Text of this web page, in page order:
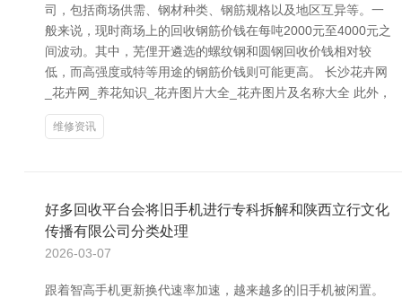
司，包括商场供需、钢材种类、钢筋规格以及地区互异等。一
般来说，现时商场上的回收钢筋价钱在每吨2000元至4000元之
间波动。其中，芜俚开遴选的螺纹钢和圆钢回收价钱相对较
低，而高强度或特等用途的钢筋价钱则可能更高。 长沙花卉网
_花卉网_养花知识_花卉图片大全_花卉图片及名称大全 此外，
维修资讯
好多回收平台会将旧手机进行专科拆解和陕西立行文化
传播有限公司分类处理
2026-03-07
跟着智高手机更新换代速率加速，越来越多的旧手机被闲置。